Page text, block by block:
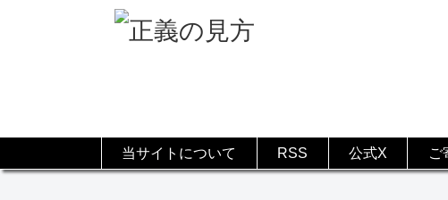
当サイトについて RSS 公式X ご